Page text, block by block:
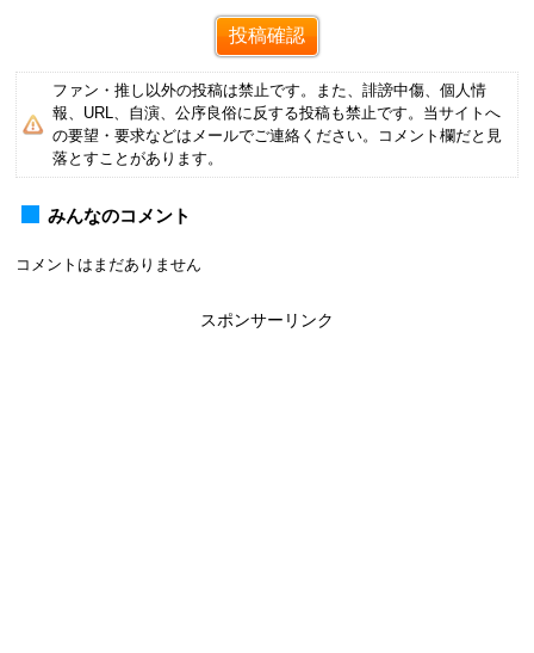
ファン・推し以外の投稿は禁止です。また、誹謗中傷、個人情
報、URL、自演、公序良俗に反する投稿も禁止です。当サイトへ
の要望・要求などはメールでご連絡ください。コメント欄だと見
落とすことがあります。
みんなのコメント
コメントはまだありません
スポンサーリンク